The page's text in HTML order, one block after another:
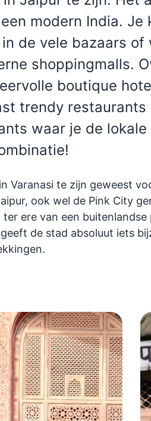
modern India. Je
de vele bazaars
shoppingmalls.
boutique
trendy
waar je de
Varanasi te zijn geweest
ook wel de Pink City
ere van een buitenlandse
de stad absoluut iets